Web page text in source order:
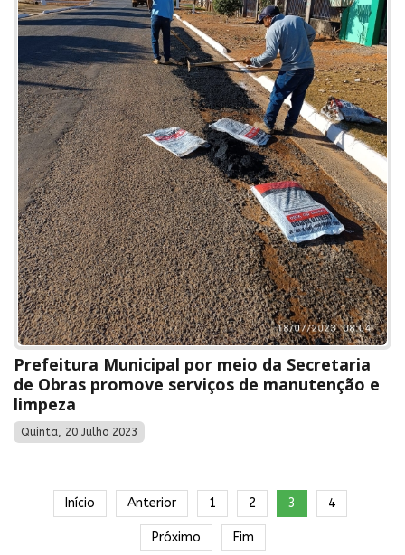
Prefeitura Municipal por meio da Secretaria
de Obras promove serviços de manutenção e
limpeza
Quinta, 20 Julho 2023
Início Anterior 1 2 3 4
Próximo Fim